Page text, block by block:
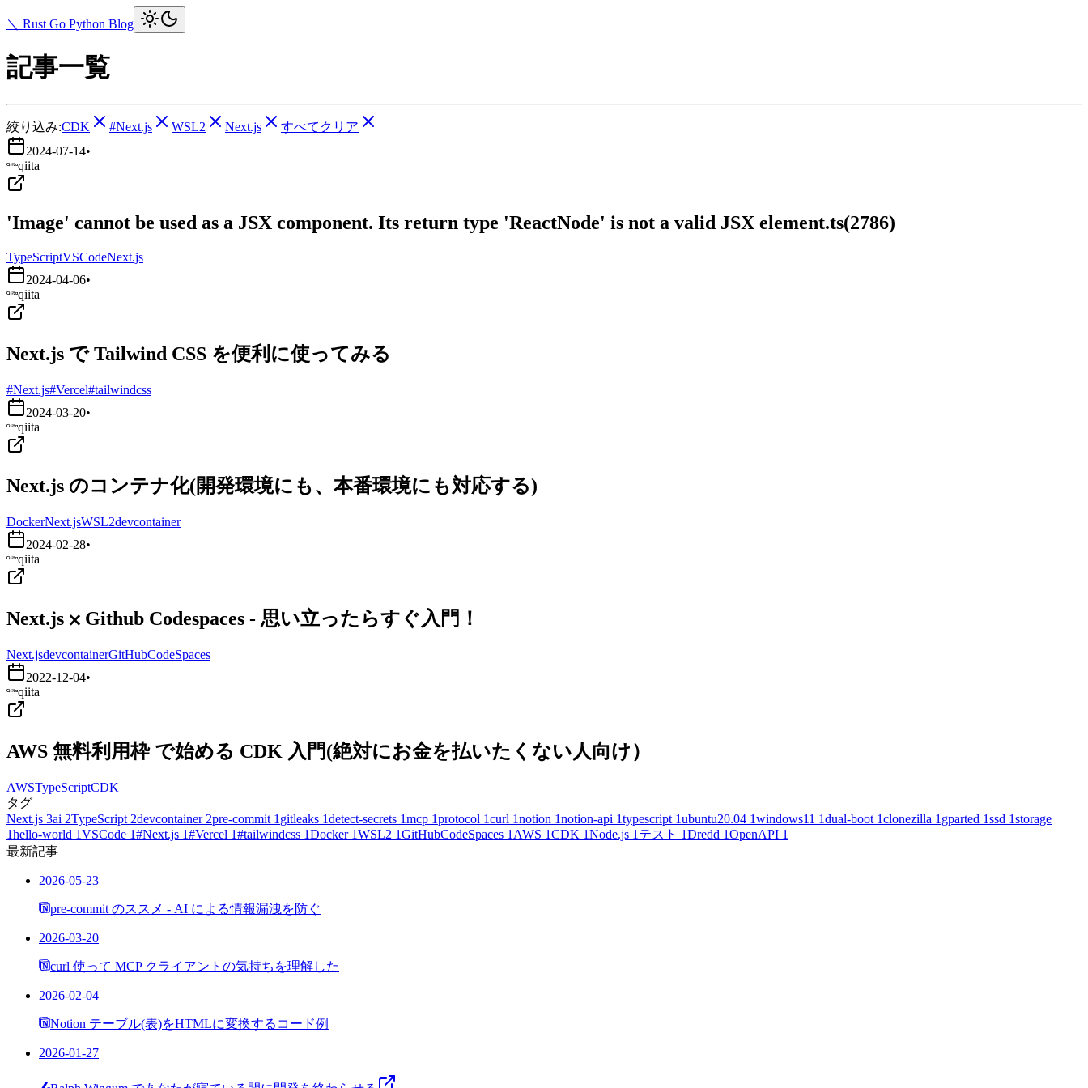
＼ Rust Go Python Blog
記事一覧
絞り込み:CDK #Next.js WSL2 Next.js
すべてクリア
2024-07-14•
qiita
'Image' cannot be used as a JSX component. Its return type 'ReactNode' is not a valid JSX element.ts(2786)
TypeScriptVSCodeNext.js
2024-04-06•
qiita
Next.js で Tailwind CSS を便利に使ってみる
#Next.js#Vercel#tailwindcss
2024-03-20•
qiita
Next.js のコンテナ化(開発環境にも、本番環境にも対応する)
DockerNext.jsWSL2devcontainer
2024-02-28•
qiita
Next.js ⨉ Github Codespaces - 思い立ったらすぐ入門！
Next.jsdevcontainerGitHubCodeSpaces
2022-12-04•
qiita
AWS 無料利用枠 で始める CDK 入門(絶対にお金を払いたくない人向け）
AWSTypeScriptCDK
タグ
Next.js 3ai 2TypeScript 2devcontainer 2pre-commit 1 gitleaks 1detect-secrets 1mcp 1protocol 1curl 1notion 1notion-api 1typescript 1ubuntu20.04 1windows11 1dual-boot 1clonezilla 1 gparted 1ssd 1storage
1hello-world 1VSCode 1#Next.js 1#Vercel 1#tailwindcss 1Docker 1WSL2 1GitHubCodeSpaces 1 AWS 1CDK 1Node.js 1 テスト 1Dredd 1OpenAPI 1
最新記事
2026-05-23
pre-commit のススメ - AI による情報漏洩を防ぐ
2026-03-20
curl 使って MCP クライアントの気持ちを理解した
2026-02-04
Notion テーブル(表)をHTMLに変換するコード例
2026-01-27